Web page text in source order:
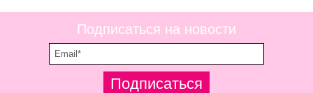
Подписаться на новости
Подписаться